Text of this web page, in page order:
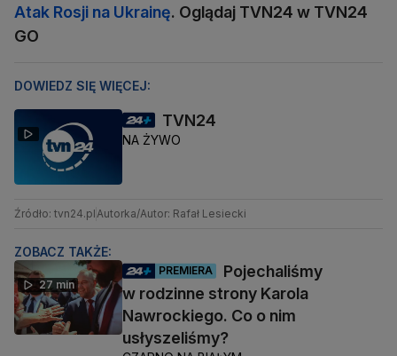
Atak Rosji na Ukrainę. Oglądaj TVN24 w TVN24
GO
DOWIEDZ SIĘ WIĘCEJ:
TVN24
NA ŻYWO
Źródło: tvn24.pl Autorka/Autor: Rafał Lesiecki
ZOBACZ TAKŻE:
27 min
PREMIERA
Pojechaliśmy
w rodzinne strony Karola
Nawrockiego. Co o nim
usłyszeliśmy?